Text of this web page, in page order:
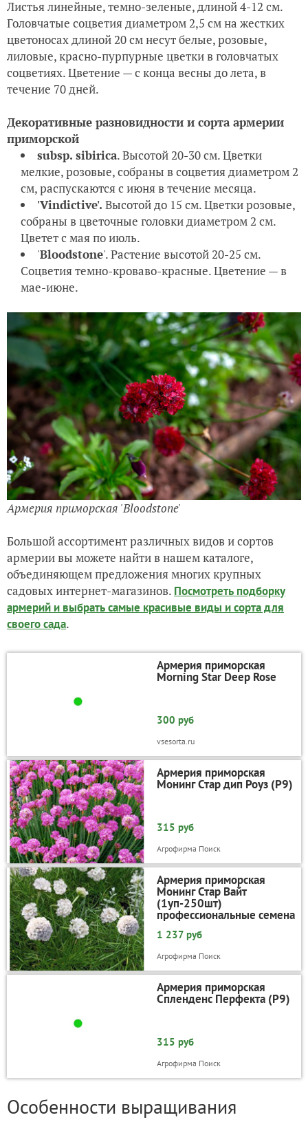
Листья линейные, темно-зеленые, длиной 4-12 см.
Головчатые соцветия диаметром 2,5 см на жестких
цветоносах длиной 20 см несут белые, розовые,
лиловые, красно-пурпурные цветки в головчатых
соцветиях. Цветение — с конца весны до лета, в
течение 70 дней.
Декоративные разновидности и сорта армерии
приморской
subsp. sibirica. Высотой 20-30 см. Цветки
мелкие, розовые, собраны в соцветия диаметром 2
см, распускаются с июня в течение месяца.
'Vindictive'. Высотой до 15 см. Цветки розовые,
собраны в цветочные головки диаметром 2 см.
Цветет с мая по июль.
'Bloodstone'. Растение высотой 20-25 см.
Соцветия темно-кроваво-красные. Цветение — в
мае-июне.
Армерия приморская 'Bloodstone'
Большой ассортимент различных видов и сортов
армерии вы можете найти в нашем каталоге,
объединяющем предложения многих крупных
садовых интернет-магазинов. Посмотреть подборку
армерий и выбрать самые красивые виды и сорта для
своего сада.
Армерия приморская
Morning Star Deep Rose
300 руб
vsesorta.ru
Армерия приморская
Монинг Стар дип Роуз (Р9)
315 руб
Агрофирма Поиск
Армерия приморская
Монинг Стар Вайт
(1уп-250шт)
профессиональные семена
1 237 руб
Агрофирма Поиск
Армерия приморская
Спленденс Перфекта (P9)
315 руб
Агрофирма Поиск
Особенности выращивания